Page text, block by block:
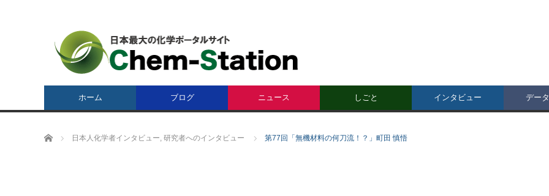
ホーム ブログ ニュース しごと インタビュー デー
ホーム 日本人化学者インタビュー, 研究者へのインタビュー 第77回「無機材料の何刀流！？」町田 慎悟